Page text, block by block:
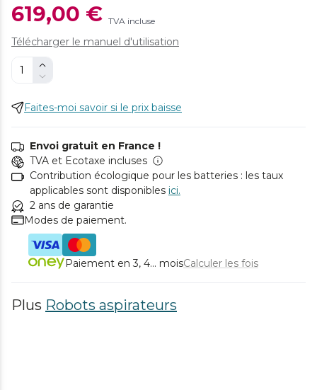
619,00 € TVA incluse
Télécharger le manuel d'utilisation
Faites-moi savoir si le prix baisse
Envoi gratuit en France !
TVA et Ecotaxe incluses
Contribution écologique pour les batteries : les taux
applicables sont disponibles ici.
2 ans de garantie
Modes de paiement.
Paiement en 3, 4... moisCalculer les fois
Plus Robots aspirateurs